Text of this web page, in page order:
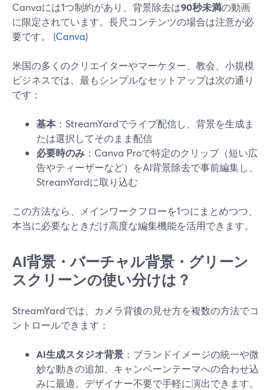
Canvaには1つ制約があり、背景除去は90秒未満の動画
に限定されています。長尺コンテンツの場合は注意が必
要です。 (Canva)
米国の多くのクリエイターやマーケター、教会、小規模
ビジネスでは、最もシンプルなセットアップは次の通り
です：
基本：StreamYardでライブ配信し、背景を生成ま
たは選択してそのまま配信
必要時のみ ：Canva Proで特定のクリップ（短い広
告やティーザーなど）をAI背景除去で事前編集し、
StreamYardに取り込む
この方法なら、メインワークフローを1つにまとめつつ、
本当に必要なときだけ高度な編集機能を活用できます。
AI背景・バーチャル背景・グリーン
スクリーンの使い分けは？
StreamYardでは、カメラ背後の見せ方を複数の方法でコ
ントロールできます：
AI生成スタジオ背景 ：ブランドイメージの統一や微
妙な動きの追加、キャンペーンテーマへの合わせ込
みに最適。デザイナー不要で手軽に演出できます。